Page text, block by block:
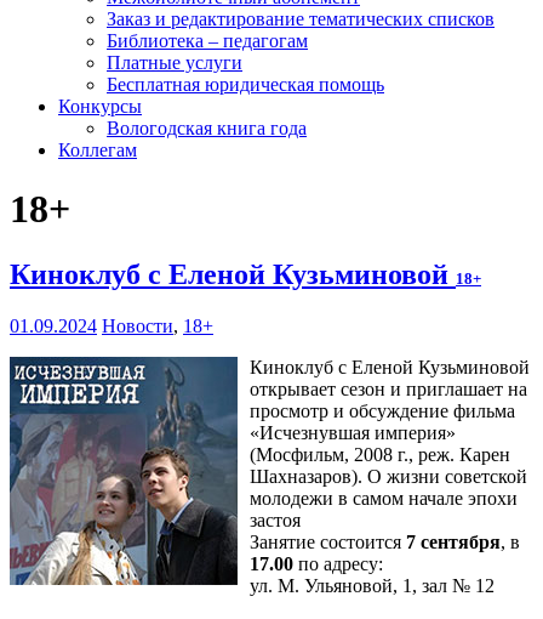
Заказ и редактирование тематических списков
Библиотека – педагогам
Платные услуги
Бесплатная юридическая помощь
Конкурсы
Вологодская книга года
Коллегам
18+
Киноклуб с Еленой Кузьминовой 18+
01.09.2024 Новости, 18+
Киноклуб с Еленой Кузьминовой
открывает сезон и приглашает на
просмотр и обсуждение фильма
«Исчезнувшая империя»
(Мосфильм, 2008 г., реж. Карен
Шахназаров). О жизни советской
молодежи в самом начале эпохи
застоя
Занятие состоится 7 сентября, в
17.00 по адресу:
ул. М. Ульяновой, 1, зал № 12